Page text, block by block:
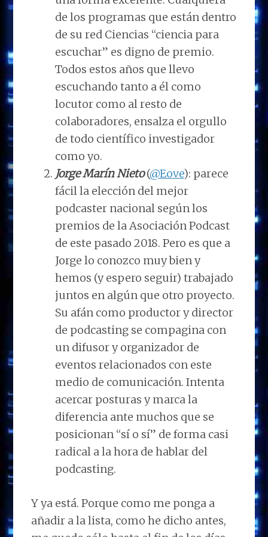
de los programas que están dentro
de su red Ciencias “ciencia para
escuchar” es digno de premio.
Todos estos años que llevo
escuchando tanto a él como
locutor como al resto de
colaboradores, ensalza el orgullo
de todo científico investigador
como yo.
Jorge Marín Nieto(@Eove): parece
fácil la elección del mejor
podcaster nacional según los
premios de la Asociación Podcast
de este pasado 2018. Pero es que a
Jorge lo conozco muy bien y
hemos (y espero seguir) trabajado
juntos en algún que otro proyecto.
Su afán como productor y director
de podcasting se compagina con
un difusor y organizador de
eventos relacionados con este
medio de comunicación. Intenta
acercar posturas y marca la
diferencia ante muchos que se
posicionan “sí o sí” de forma casi
radical a la hora de hablar del
podcasting.
Y ya está. Porque como me ponga a
añadir a la lista, como he dicho antes,